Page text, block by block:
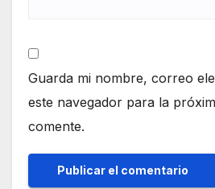
Guarda mi nombre, correo
este navegador para la
comente.